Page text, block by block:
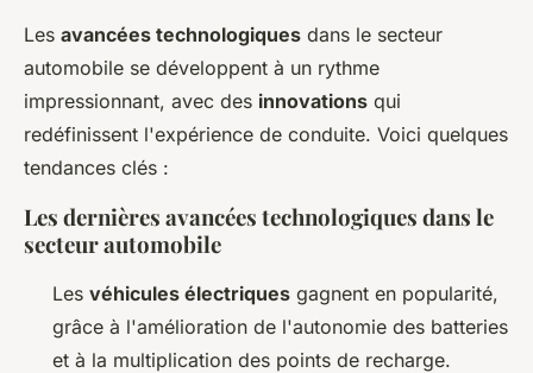
Les avancées technologiques dans le secteur
automobile se développent à un rythme
impressionnant, avec des innovations qui
redéfinissent l'expérience de conduite. Voici quelques
tendances clés :
Les dernières avancées technologiques dans le
secteur automobile
Les véhicules électriques gagnent en popularité,
grâce à l'amélioration de l'autonomie des batteries
et à la multiplication des points de recharge.